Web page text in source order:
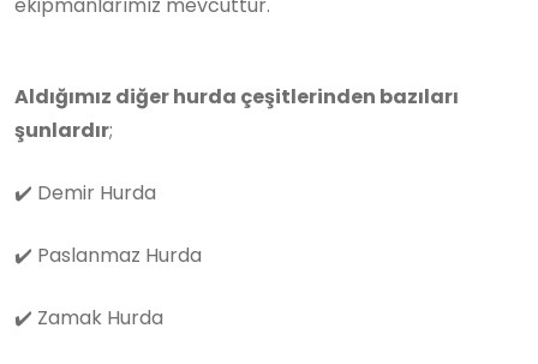
Aldığımız diğer hurda çeşitlerinden bazıları
şunlardır;
✔️ Demir Hurda
✔️ Paslanmaz Hurda
✔️ Zamak Hurda